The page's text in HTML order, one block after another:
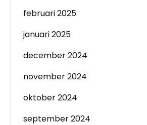
februari 2025
januari 2025
december 2024
november 2024
oktober 2024
september 2024